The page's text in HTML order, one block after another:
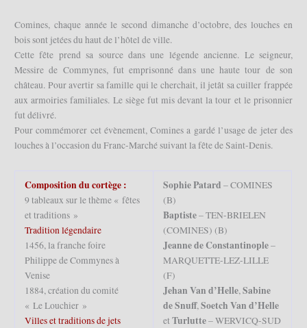
Comines, chaque année le second dimanche d’octobre, des louches en
bois sont jetées du haut de l’hôtel de ville.
Cette fête prend sa source dans une légende ancienne. Le seigneur,
Messire de Commynes, fut emprisonné dans une haute tour de son
château. Pour avertir sa famille qui le cherchait, il jetât sa cuiller frappée
aux armoiries familiales. Le siège fut mis devant la tour et le prisonnier
fut délivré.
Pour commémorer cet évènement, Comines a gardé l’usage de jeter des
louches à l’occasion du Franc-Marché suivant la fête de Saint-Denis.
Composition du cortège :
9 tableaux sur le thème « fêtes
et traditions »
Tradition légendaire
1456, la franche foire
Philippe de Commynes à
Venise
1884, création du comité
« Le Louchier »
Villes et traditions de jets
Sophie Patard – COMINES
(B)
Baptiste– TEN-BRIELEN
(COMINES) (B)
Jeanne de Constantinople–
MARQUETTE-LEZ-LILLE
(F)
Jehan Van d’Helle,Sabine
de Snuff,Soetch Van d’Helle
et Turlutte– WERVICQ-SUD